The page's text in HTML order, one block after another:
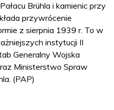
Brühla i kamienic przy
przywrócenie
z sierpnia 1939 r. To w
instytucji II
Generalny Wojska
Ministerstwo Spraw
(PAP)